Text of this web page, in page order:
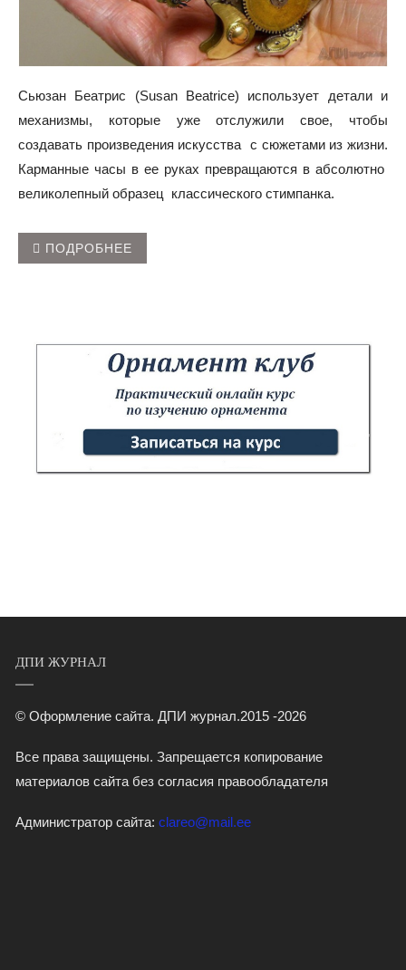
Сьюзан Беатрис (Susan Beatrice) использует детали и
механизмы, которые уже отслужили свое, чтобы
создавать произведения искусства с сюжетами из жизни.
Карманные часы в ее руках превращаются в абсолютно
великолепный образец классического стимпанка.
ПОДРОБНЕЕ
ДПИ ЖУРНАЛ
© Оформление сайта. ДПИ журнал.2015 -2026
Все права защищены. Запрещается копирование
материалов сайта без согласия правообладателя
Администратор сайта: clareo@mail.ee